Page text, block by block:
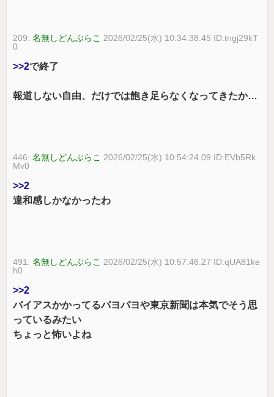
209:名無しどんぶらこ 2026/02/25(水) 10:34:38.45 ID:tngj29kT
0
>>2で終了
報道しない自由、だけでは飽き足らなくなってきたか…
446:名無しどんぶらこ 2026/02/25(水) 10:54:24.09 ID:EVb5Rk
Mv0
>>2
違和感しかなかったわ
491:名無しどんぶらこ 2026/02/25(水) 10:57:46.27 ID:qUA81ke
h0
>>2
バイアスかかってるパヨパヨや東京新聞は本気でそう思
っているみたい
ちょっと怖いよね